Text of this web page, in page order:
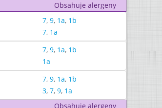
Obsahuje alergeny
7, 9, 1a, 1b
7, 1a
7, 9, 1a, 1b
1a
7, 9, 1a, 1b
3, 7, 9, 1a
Obsahuje alergeny